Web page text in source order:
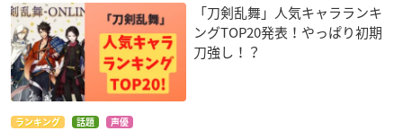
「刀剣乱舞」人気キャラランキ
ングTOP20発表！やっぱり初期
刀強し！？
ランキング 話題 声優